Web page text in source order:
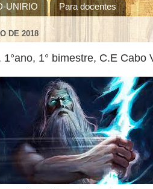
UNIRIO Para docentes
DE 2018
1° bimestre, C.E Cabo